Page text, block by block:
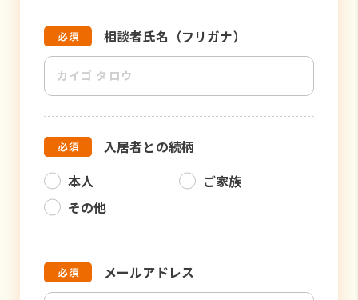
相談者氏名（フリガナ）
入居者との続柄
本人
ご家族
その他
メールアドレス